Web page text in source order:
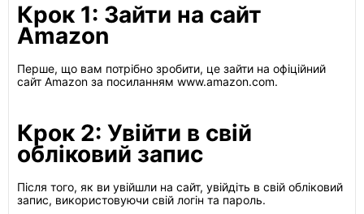
Крок 1: Зайти на сайт
Amazon
Перше, що вам потрібно зробити, це зайти на офіційний
сайт Amazon за посиланням www.amazon.com.
Крок 2: Увійти в свій
обліковий запис
Після того, як ви увійшли на сайт, увійдіть в свій обліковий
запис, використовуючи свій логін та пароль.